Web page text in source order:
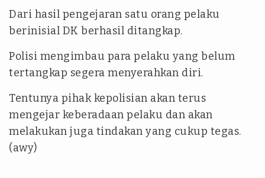
Dari hasil pengejaran satu orang pelaku
berinisial DK berhasil ditangkap.
Polisi mengimbau para pelaku yang belum
tertangkap segera menyerahkan diri.
Tentunya pihak kepolisian akan terus
mengejar keberadaan pelaku dan akan
melakukan juga tindakan yang cukup tegas.
(awy)